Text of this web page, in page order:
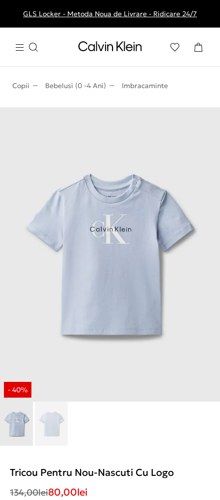
Livrare gratuita la comenzile de peste 250 RON
GLS Locker - Metoda Noua de Livrare - Ridicare 24/7
Copii Bebelusi (0 -4 Ani) Imbracaminte
Tricou Pentru Nou-Nascuti Cu Logo
134,00lei80,00lei